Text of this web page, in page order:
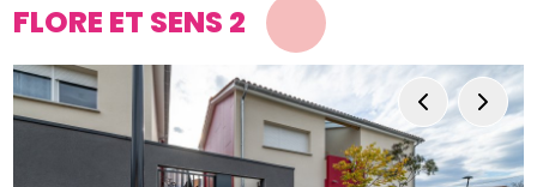
FLORE ET SENS 2